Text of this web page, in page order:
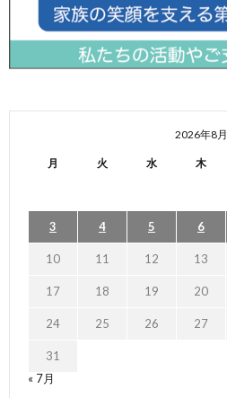
2026年8月
月 火 水 木
3 4 5 6
10 11 12 13
17 18 19 20
24 25 26 27
31
« 7月